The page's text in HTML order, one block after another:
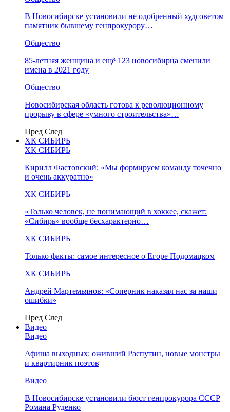
В Новосибирске установили не одобренный худсоветом
памятник бывшему генпрокурору…
Общество
85-летняя женщина и ещё 123 новосибирца сменили
имена в 2021 году
Общество
Новосибирская область готова к революционному
прорыву в сфере «умного строительства»…
Пред След
ХК СИБИРЬ
ХК СИБИРЬ
Кирилл Фастовский: «Мы формируем команду точечно
и очень аккуратно»
ХК СИБИРЬ
«Только человек, не понимающий в хоккее, скажет:
«Сибирь» вообще бесхарактерно…
ХК СИБИРЬ
Только факты: самое интересное о Егоре Подомацком
ХК СИБИРЬ
Андрей Мартемьянов: «Соперник наказал нас за наши
ошибки»
Пред След
Видео
Видео
Афиша выходных: оживший Распутин, новые монстры
и квартирник поэтов
Видео
В Новосибирске установили бюст генпрокурора СССР
Романа Руденко